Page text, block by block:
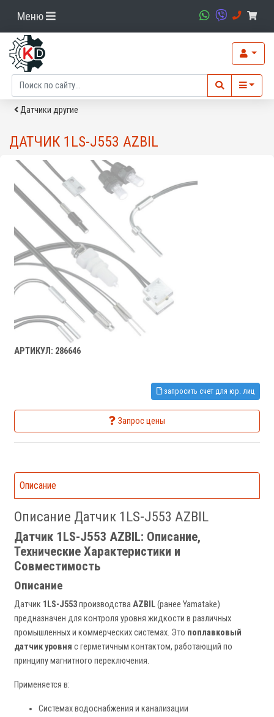
Меню
Датчики другие
ДАТЧИК 1LS-J553 AZBIL
АРТИКУЛ: 286646
запросить счет для юр. лиц
Запрос цены
Описание
Описание Датчик 1LS-J553 AZBIL
Датчик 1LS-J553 AZBIL: Описание,
Технические Характеристики и
Совместимость
Описание
Датчик 1LS-J553производстваAZBIL(ранее Yamatake)
предназначен для контроля уровня жидкости в различных
промышленных и коммерческих системах. Это поплавковый
датчик уровня с герметичным контактом, работающий по
принципу магнитного переключения.
Применяется в:
Системах водоснабжения и канализации